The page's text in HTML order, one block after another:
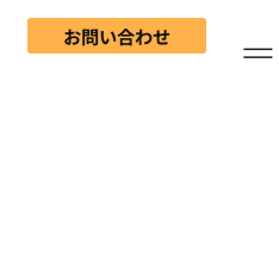
お問い合わせ